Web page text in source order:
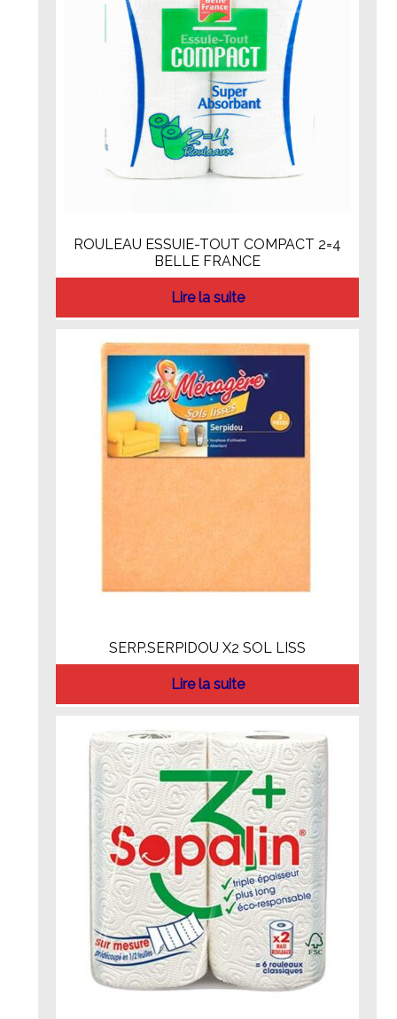
ROULEAU ESSUIE-TOUT COMPACT 2=4
BELLE FRANCE
Lire la suite
SERP.SERPIDOU X2 SOL LISS
Lire la suite